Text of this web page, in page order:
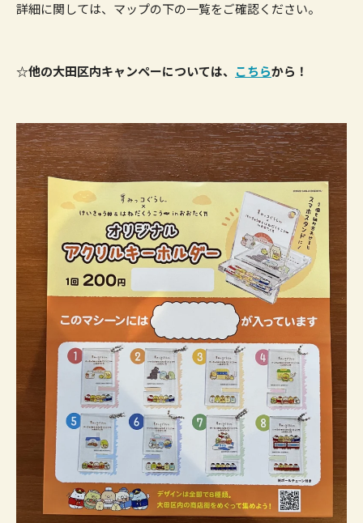
詳細に関しては、マップの下の一覧をご確認ください。
☆他の大田区内キャンペーについては、 こちらから！